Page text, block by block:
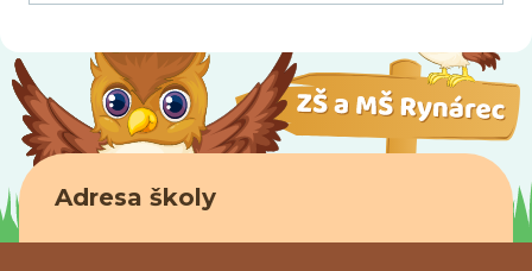
Adresa školy